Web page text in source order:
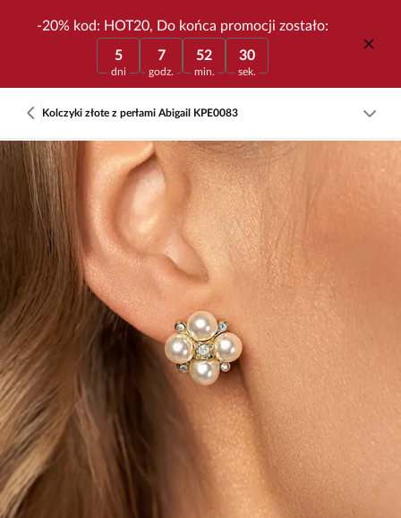
-20% kod: HOT20, Do końca promocji zostało:
5
dni
7
godz.
52
min.
30
sek.
Kolczyki złote z perłami Abigail KPE0083